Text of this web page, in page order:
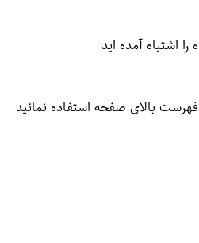
را اشتباه آمده اید
بالای صفحه استفاده نمائید